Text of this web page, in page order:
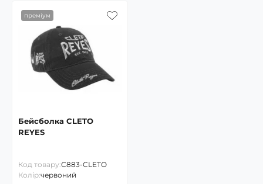
преміум
Бейсболка CLETO
REYES
Код товару:C883-CLETO
Колір:червоний